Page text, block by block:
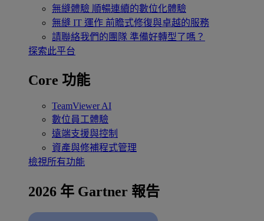
無縫體驗 順暢連續的數位化體驗
無縫 IT 運作 前瞻式修復與卓越的服務
請聯絡我們的團隊 準備好轉型了嗎？
探索此平台
Core 功能
TeamViewer AI
數位員工體驗
遠端支援與控制
資產與修補程式管理
檢視所有功能
2026 年 Gartner 報告